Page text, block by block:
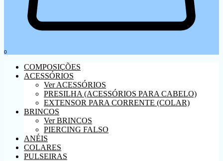
0
COMPOSIÇÕES
ACESSÓRIOS
Ver ACESSÓRIOS
PRESILHA (ACESSÓRIOS PARA CABELO)
EXTENSOR PARA CORRENTE (COLAR)
BRINCOS
Ver BRINCOS
PIERCING FALSO
ANÉIS
COLARES
PULSEIRAS